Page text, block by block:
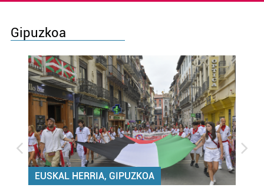
Gipuzkoa
EUSKAL HERRIA, GIPUZKOA